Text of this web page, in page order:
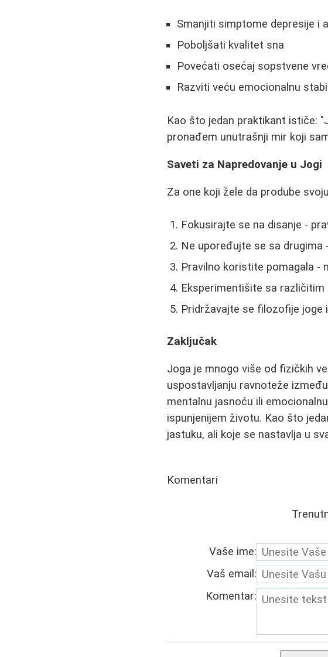
Smanjiti simptome depresije i
Poboljšati kvalitet sna
Povećati osećaj sopstvene
Razviti veću emocionalnu
Kao što jedan praktikant ističe:
pronađem unutrašnji mir koji
Saveti za Napredovanje u Jogi
Za one koji žele da prodube
Fokusirajte se na disanje -
Ne upoređujte se sa drugima
Pravilno koristite pomagala -
Eksperimentišite sa
Pridržavajte se filozofije joge
Zaključak
Joga je mnogo više od fizičkih
uspostavljanju ravnoteže
mentalnu jasnoću ili
ispunjenijem životu. Kao što
jastuku, ali koje se nastavlja u
Komentari
Vaše ime:
Vaš email:
Komentar: